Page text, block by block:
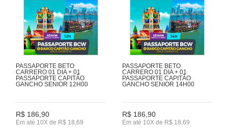
PASSAPORTE BETO
CARRERO 01 DIA + 01
PASSAPORTE CAPITÃO
GANCHO SENIOR 12H00
R$ 186,90
Em até 10X de R$ 18,69
PASSAPORTE BETO
CARRERO 01 DIA + 01
PASSAPORTE CAPITÃO
GANCHO SENIOR 14H00
R$ 186,90
Em até 10X de R$ 18,69